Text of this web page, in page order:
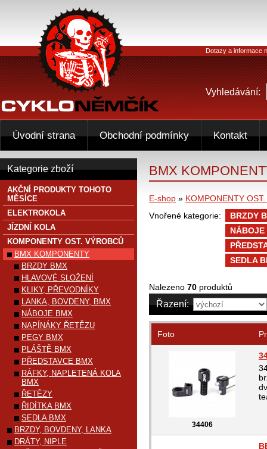
BMX
E-shop » KOMPONENTY
Vnořené kategorie:
BRZDY
NÁBOJE
SEDLA
Nalezeno 70 produktů
Řazení:
Foto
34406
Kategorie zboží
AKČNÍ PRODUKTY TOHOTO
MĚSÍCE
ELEKTROKOLA
JÍZDNÍ KOLA
KOMPONENTY OST. VÝROBCŮ
BMX KOMPONENTY
BRZDY BMX
HLAVOVÉ SLOŽENÍ
KLIKY, PŘEVODNÍKY
LANKA, BOVDENY, BMX
NÁBOJE BMX
NAPÍNÁKY ŘETĚZU
PEGY BMX
PLÁŠTĚ BMX
PŘEDSTAVCE BMX
RÁFKY, NAPLETENÁ KOLA
BMX
ŘETĚZY
ŘIDÍTKA BMX
SEDLA BMX
BRZDY, BOVDENY, LANKA
DRÁTY, NIPLE
Dotazy a informace
Vyhledávání:
Úvodní strana Obchodní podmínky Kontakt